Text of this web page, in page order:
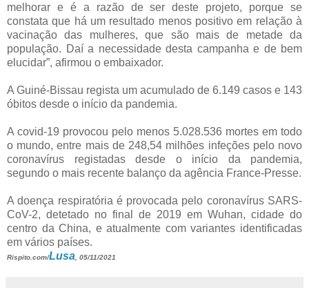
melhorar e é a razão de ser deste projeto, porque se
constata que há um resultado menos positivo em relação à
vacinação das mulheres, que são mais de metade da
população. Daí a necessidade desta campanha e de bem
elucidar”, afirmou o embaixador.
A Guiné-Bissau regista um acumulado de 6.149 casos e 143
óbitos desde o início da pandemia.
A covid-19 provocou pelo menos 5.028.536 mortes em todo
o mundo, entre mais de 248,54 milhões infeções pelo novo
coronavírus registadas desde o início da pandemia,
segundo o mais recente balanço da agência France-Presse.
A doença respiratória é provocada pelo coronavírus SARS-
CoV-2, detetado no final de 2019 em Wuhan, cidade do
centro da China, e atualmente com variantes identificadas
em vários países.
Rispito.com/Lusa , 05/11/2021